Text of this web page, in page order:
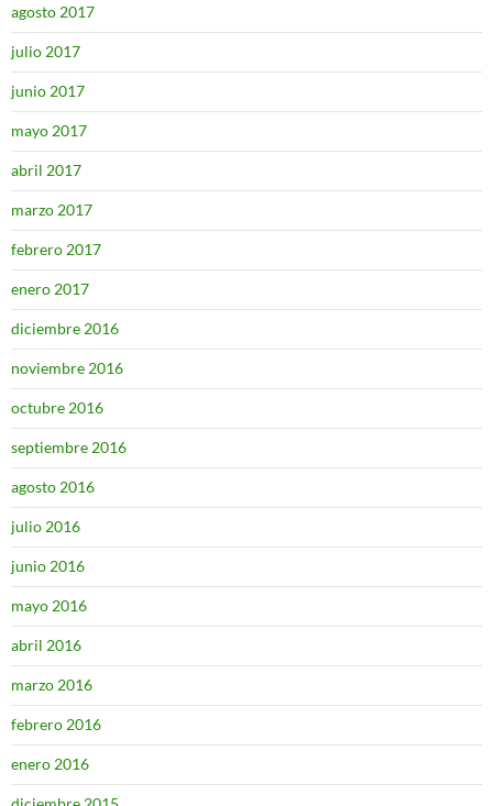
agosto 2017
julio 2017
junio 2017
mayo 2017
abril 2017
marzo 2017
febrero 2017
enero 2017
diciembre 2016
noviembre 2016
octubre 2016
septiembre 2016
agosto 2016
julio 2016
junio 2016
mayo 2016
abril 2016
marzo 2016
febrero 2016
enero 2016